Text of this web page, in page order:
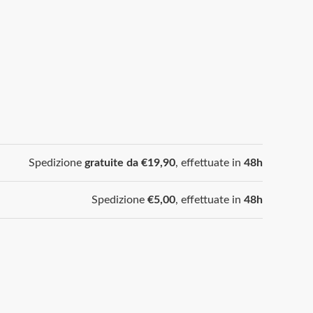
Spedizione gratuite da €19,90, effettuate in 48h
Spedizione €5,00, effettuate in 48h